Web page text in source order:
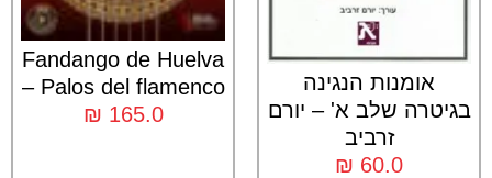
אומנות הנגינה
בגיטרה שלב א' – יורם
זרביב
₪ 60.0
Fandango de Huelva
– Palos del flamenco
₪ 165.0